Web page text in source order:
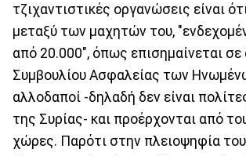
τζιχαντιστικές οργανώσεις είναι
μεταξύ των μαχητών του,
από 20.000", όπως επισημαίνεται
Συμβουλίου Ασφαλείας των
αλλοδαποί -δηλαδή δεν είναι
της Συρίας- και προέρχονται από
χώρες. Παρότι στην πλειοψηφία